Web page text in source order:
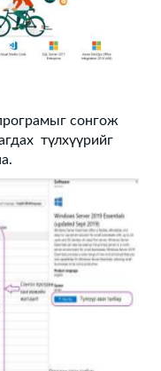
сонгож
түлхүүрийг